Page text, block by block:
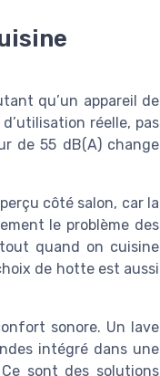
qu’un appareil de
réelle, pas
de 55 dB(A) change
côté salon, car la
le problème des
quand on cuisine
de hotte est aussi
sonore. Un lave
intégré dans une
sont des solutions